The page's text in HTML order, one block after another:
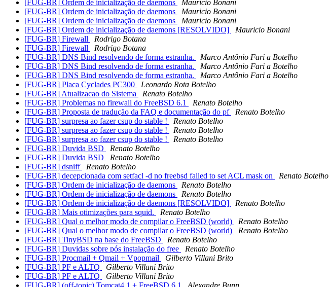
[FUG-BR] Ordem de inicialização de daemons
Mauricio Bonani
[FUG-BR] Ordem de inicialização de daemons
Mauricio Bonani
[FUG-BR] Ordem de inicialização de daemons
Mauricio Bonani
[FUG-BR] Ordem de inicialização de daemons [RESOLVIDO]
Mauricio Bonani
[FUG-BR] Firewall
Rodrigo Botana
[FUG-BR] Firewall
Rodrigo Botana
[FUG-BR] DNS Bind resolvendo de forma estranha.
Marco Antônio Fari a Botelho
[FUG-BR] DNS Bind resolvendo de forma estranha.
Marco Antônio Fari a Botelho
[FUG-BR] DNS Bind resolvendo de forma estranha.
Marco Antônio Fari a Botelho
[FUG-BR] Placa Cyclades PC300
Leonardo Rota Botelho
[FUG-BR] Atualizacao do Sistema
Renato Botelho
[FUG-BR] Problemas no firewall do FreeBSD 6.1
Renato Botelho
[FUG-BR] Proposta de tradução da FAQ e documentação do pf
Renato Botelho
[FUG-BR] surpresa ao fazer csup do stable !
Renato Botelho
[FUG-BR] surpresa ao fazer csup do stable !
Renato Botelho
[FUG-BR] surpresa ao fazer csup do stable !
Renato Botelho
[FUG-BR] Duvida BSD
Renato Botelho
[FUG-BR] Duvida BSD
Renato Botelho
[FUG-BR] dsniff
Renato Botelho
[FUG-BR] decepcionada com setfacl -d no freebsd failed to set ACL mask on
Renato Botelho
[FUG-BR] Ordem de inicialização de daemons
Renato Botelho
[FUG-BR] Ordem de inicialização de daemons
Renato Botelho
[FUG-BR] Ordem de inicialização de daemons [RESOLVIDO]
Renato Botelho
[FUG-BR] Mais otimizações para squid.
Renato Botelho
[FUG-BR] Qual o melhor modo de compilar o FreeBSD (world)
Renato Botelho
[FUG-BR] Qual o melhor modo de compilar o FreeBSD (world)
Renato Botelho
[FUG-BR] TinyBSD na base do FreeBSD
Renato Botelho
[FUG-BR] Duvidas sobre pós instalação do free
Renato Botelho
[FUG-BR] Procmail + Qmail + Vpopmail
Gilberto Villani Brito
[FUG-BR] PF e ALTQ
Gilberto Villani Brito
[FUG-BR] PF e ALTQ
Gilberto Villani Brito